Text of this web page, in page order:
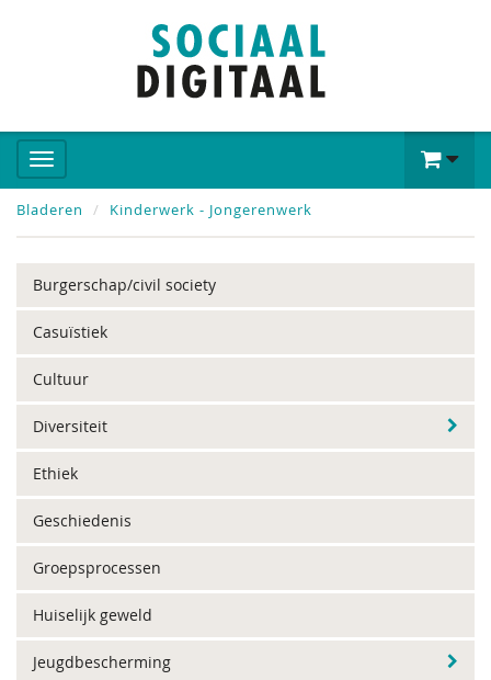
Bladeren Kinderwerk - Jongerenwerk
Burgerschap/civil society
Casuïstiek
Cultuur
Diversiteit
Ethiek
Geschiedenis
Groepsprocessen
Huiselijk geweld
Jeugdbescherming